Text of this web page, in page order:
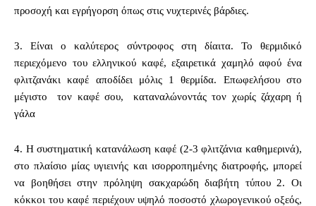
προσοχή και εγρήγορση όπως στις νυχτερινές βάρδιες.
3. Είναι ο καλύτερος σύντροφος στη δίαιτα. Το θερμιδικό
περιεχόμενο του ελληνικού καφέ, εξαιρετικά χαμηλό αφού ένα
φλιτζανάκι καφέ αποδίδει μόλις 1 θερμίδα. Επωφελήσου στο
μέγιστο τον καφέ σου, καταναλώνοντάς τον χωρίς ζάχαρη ή
γάλα
4. Η συστηματική κατανάλωση καφέ (2-3 φλιτζάνια καθημερινά),
στο πλαίσιο μίας υγιεινής και ισορροπημένης διατροφής, μπορεί
να βοηθήσει στην πρόληψη σακχαρώδη διαβήτη τύπου 2. Οι
κόκκοι του καφέ περιέχουν υψηλό ποσοστό χλωρογενικού οξεός,